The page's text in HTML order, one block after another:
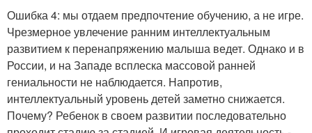
Ошибка 4: мы отдаем предпочтение обучению, а не игре.
Чрезмерное увлечение ранним интеллектуальным
развитием к перенапряжению малыша ведет. Однако и в
России, и на Западе всплеска массовой ранней
гениальности не наблюдается. Напротив,
интеллектуальный уровень детей заметно снижается.
Почему? Ребенок в своем развитии последовательно